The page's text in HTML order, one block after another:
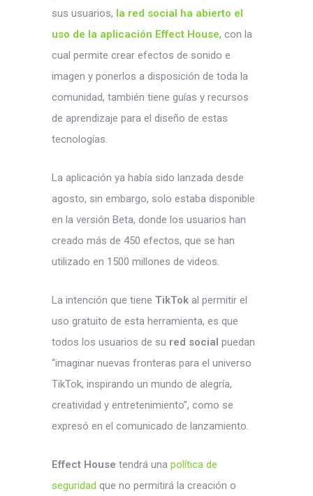
sus usuarios, la red social ha abierto el
uso de la aplicación Effect House, con la
cual permite crear efectos de sonido e
imagen y ponerlos a disposición de toda la
comunidad, también tiene guías y recursos
de aprendizaje para el diseño de estas
tecnologías.
La aplicación ya había sido lanzada desde
agosto, sin embargo, solo estaba disponible
en la versión Beta, donde los usuarios han
creado más de 450 efectos, que se han
utilizado en 1500 millones de videos.
La intención que tiene TikTok al permitir el
uso gratuito de esta herramienta, es que
todos los usuarios de su red social puedan
“imaginar nuevas fronteras para el universo
TikTok, inspirando un mundo de alegría,
creatividad y entretenimiento”, como se
expresó en el comunicado de lanzamiento.
Effect House tendrá una política de
seguridad que no permitirá la creación o